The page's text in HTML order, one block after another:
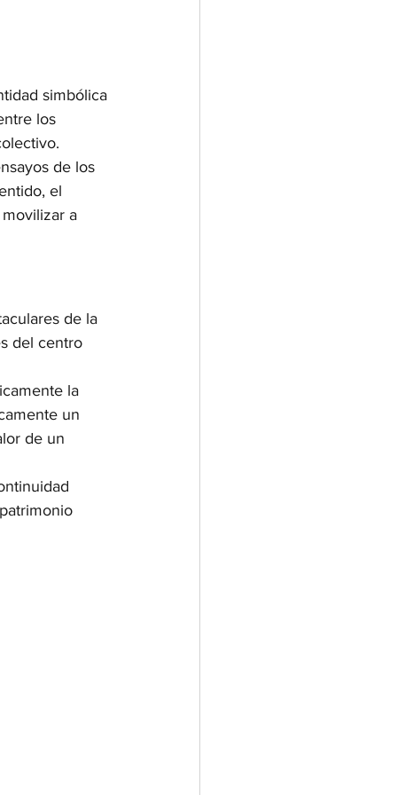
simbólica
los
de los
el
a
de la
del centro
la
un
de un